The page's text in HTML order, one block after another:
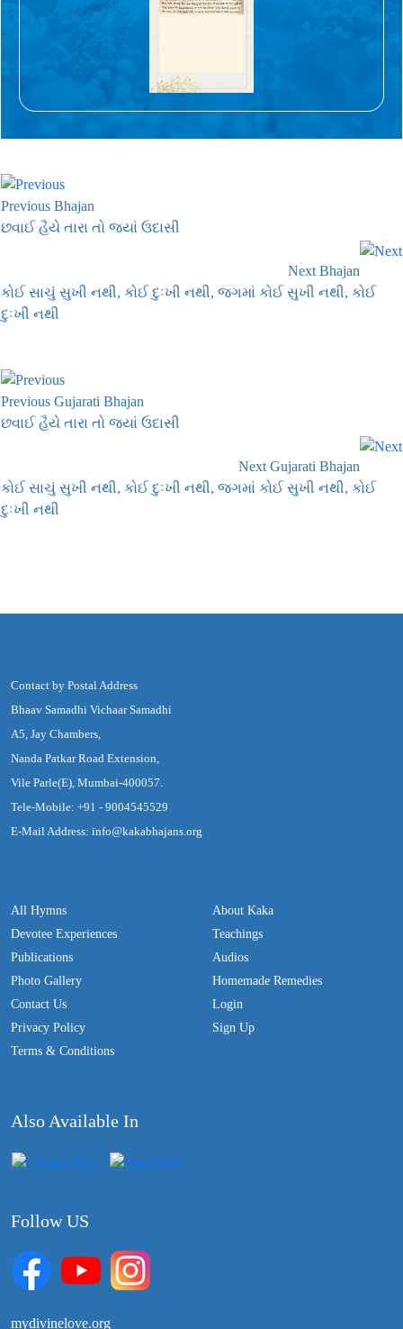
Previous Bhajan
છવાઈ હૈયે તારા તો જ્યાં ઉદાસી
Next Bhajan
કોઈ સાચું સુખી નથી, કોઈ દુઃખી નથી, જગમાં કોઈ સુખી નથી, કોઈ
દુઃખી નથી
Previous Gujarati Bhajan
છવાઈ હૈયે તારા તો જ્યાં ઉદાસી
Next Gujarati Bhajan
કોઈ સાચું સુખી નથી, કોઈ દુઃખી નથી, જગમાં કોઈ સુખી નથી, કોઈ
દુઃખી નથી
Contact by Postal Address
Bhaav Samadhi Vichaar Samadhi
A5, Jay Chambers,
Nanda Patkar Road Extension,
Vile Parle(E), Mumbai-400057.
Tele-Mobile: +91 - 9004545529
E-Mail Address: info@kakabhajans.org
All Hymns
Devotee Experiences
Publications
Photo Gallery
Contact Us
Privacy Policy
Terms & Conditions
About Kaka
Teachings
Audios
Homemade Remedies
Login
Sign Up
Also Available In
Follow US
mydivinelove.org